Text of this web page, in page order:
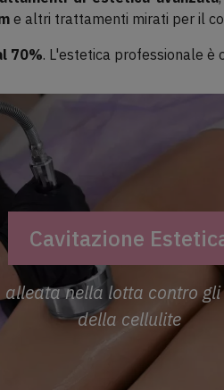
e altri trattamenti mirati per il
70%. L'estetica professionale è
Cavitazione
alleata nella lotta contro
della cellulite